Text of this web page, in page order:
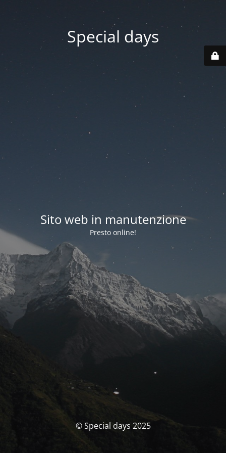
Special days
Sito web in manutenzione
Presto online!
© Special days 2025